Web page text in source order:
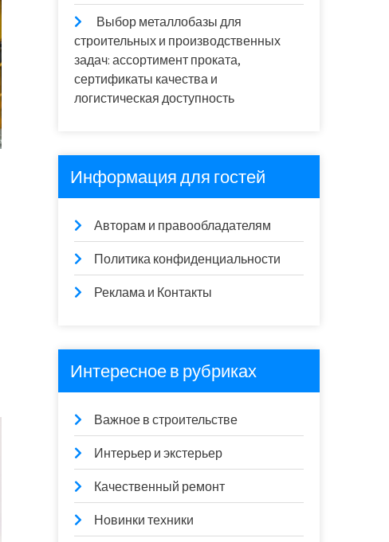
Выбор металлобазы для
строительных и производственных
задач: ассортимент проката,
сертификаты качества и
логистическая доступность
Информация для гостей
Авторам и правообладателям
Политика конфиденциальности
Реклама и Контакты
Интересное в рубриках
Важное в строительстве
Интерьер и экстерьер
Качественный ремонт
Новинки техники